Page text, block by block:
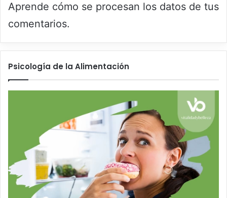
Aprende cómo se procesan los datos de tus
comentarios.
Psicología de la Alimentación